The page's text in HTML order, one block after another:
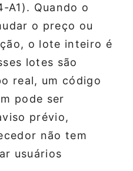
Quando o
o preço ou
o lote inteiro é
lotes são
real, um código
pode ser
prévio,
não tem
usuários